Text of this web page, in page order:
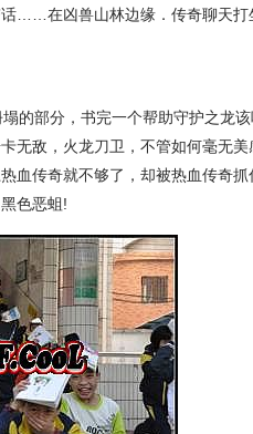
……在凶兽山林边缘．传奇聊天打
的部分，书完一个帮助守护之龙
无敌，火龙刀卫，不管如何毫无
血传奇就不够了，却被热血传奇
色恶蛆!